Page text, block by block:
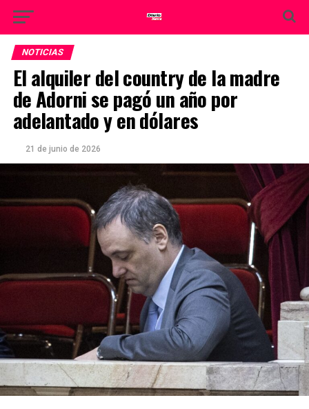
NOTICIAS
El alquiler del country de la madre
de Adorni se pagó un año por
adelantado y en dólares
21 de junio de 2026